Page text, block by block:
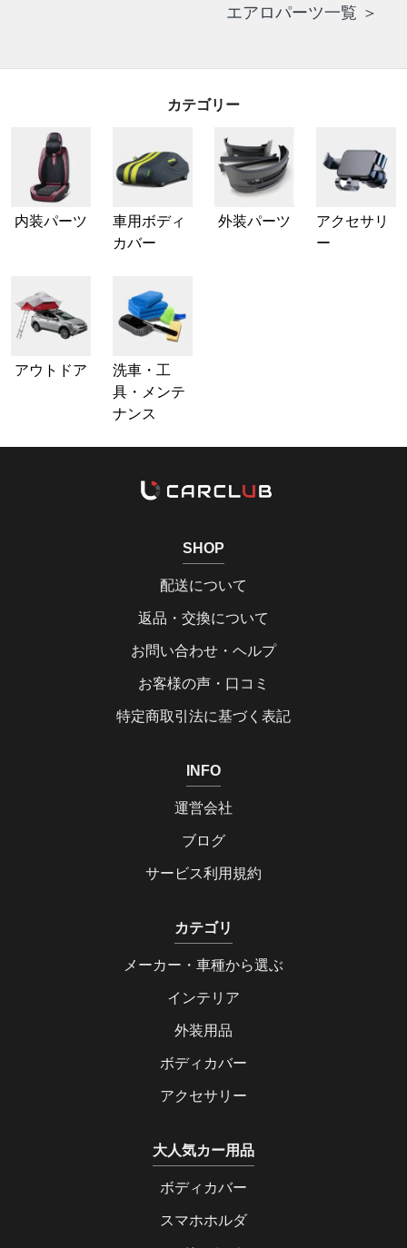
エアロパーツ一覧 ＞
カテゴリー
内装パーツ
車用ボディ
カバー
外装パーツ
アクセサリ
ー
アウトドア
洗車・工
具・メンテ
ナンス
SHOP
配送について
返品・交換について
お問い合わせ・ヘルプ
お客様の声・口コミ
特定商取引法に基づく表記
INFO
運営会社
ブログ
サービス利用規約
カテゴリ
メーカー・車種から選ぶ
インテリア
外装用品
ボディカバー
アクセサリー
大人気カー用品
ボディカバー
スマホホルダ